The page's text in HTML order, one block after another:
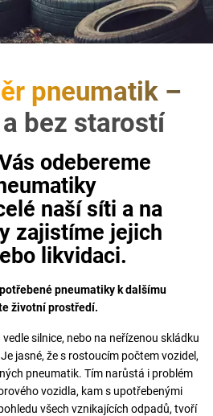
pneumatik –
bez starostí
odebereme
naší síti a na
zajistíme jejich
likvidaci.
pneumatiky k dalšímu
životní prostředí.
silnice, nebo na neřízenou skládku
jasné, že s rostoucím počtem vozidel,
pneumatik. Tím narůstá i problém
vozidla, kam s upotřebenými
všech vznikajících odpadů, tvoří